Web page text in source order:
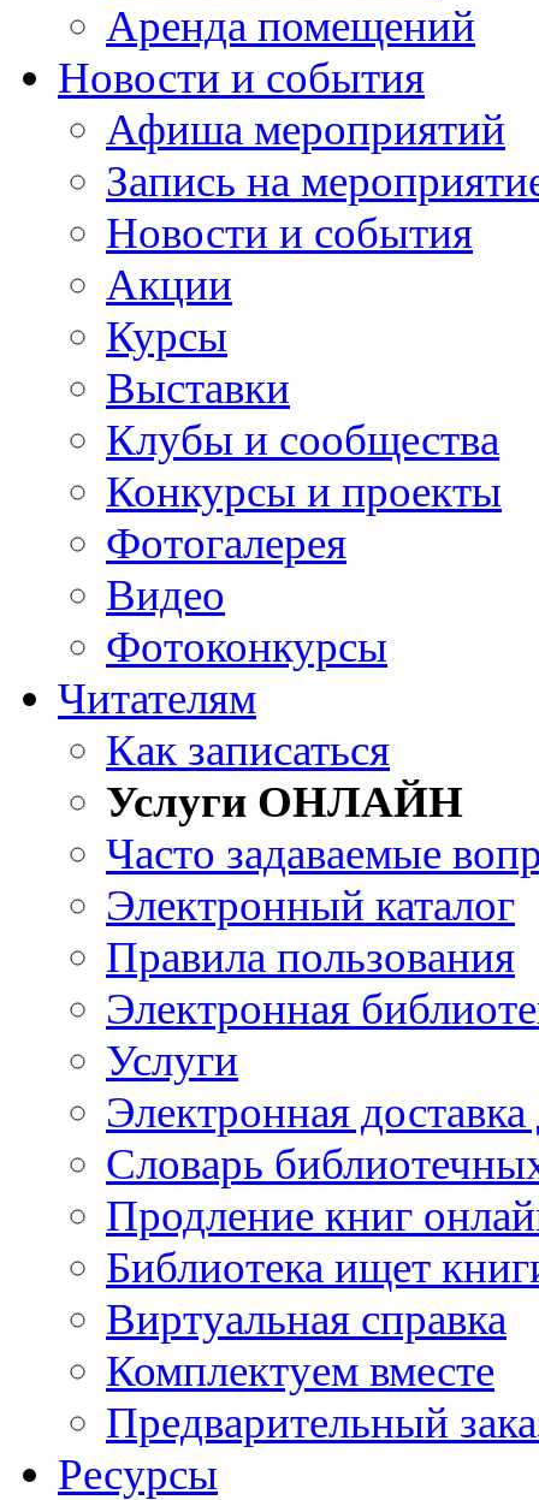
Аренда помещений
Новости и события
Афиша мероприятий
Запись на
Новости и события
Акции
Курсы
Выставки
Клубы и сообщества
Конкурсы и проекты
Фотогалерея
Видео
Фотоконкурсы
Читателям
Как записаться
Услуги ОНЛАЙН
Часто задаваемые
Электронный каталог
Правила пользования
Электронная
Услуги
Электронная
Словарь
Продление книг
Библиотека ищет
Виртуальная справка
Комплектуем вместе
Предварительный
Ресурсы